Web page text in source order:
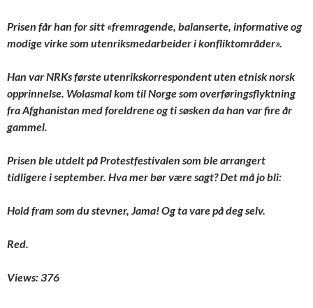
Prisen får han for sitt «fremragende, balanserte, informative og
modige virke som utenriksmedarbeider i konfliktområder».
Han var NRKs første utenrikskorrespondent uten etnisk norsk
opprinnelse. Wolasmal kom til Norge som overføringsflyktning
fra Afghanistan med foreldrene og ti søsken da han var fire år
gammel.
Prisen ble utdelt på Protestfestivalen som ble arrangert
tidligere i september. Hva mer bør være sagt? Det må jo bli:
Hold fram som du stevner, Jama! Og ta vare på deg selv.
Red.
Views: 376